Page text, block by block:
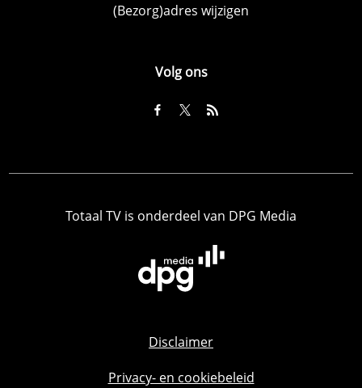
(Bezorg)adres wijzigen
Volg ons
Totaal TV is onderdeel van DPG Media
Disclaimer
Privacy- en cookiebeleid